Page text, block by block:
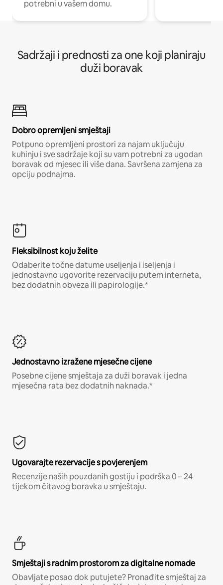
potrebni u vašem domu.
Sadržaji i prednosti za one koji planiraju
duži boravak
Dobro opremljeni smještaji
Potpuno opremljeni prostori za najam uključuju
kuhinju i sve sadržaje koji su vam potrebni za ugodan
boravak od mjesec ili više dana. Savršena zamjena za
opciju podnajma.
Fleksibilnost koju želite
Odaberite točne datume useljenja i iseljenja i
jednostavno ugovorite rezervaciju putem interneta,
bez dodatnih obveza ili papirologije.*
Jednostavno izražene mjesečne cijene
Posebne cijene smještaja za duži boravak i jedna
mjesečna rata bez dodatnih naknada.*
Ugovarajte rezervacije s povjerenjem
Recenzije naših pouzdanih gostiju i podrška 0 – 24
tijekom čitavog boravka u smještaju.
Smještaji s radnim prostorom za digitalne nomade
Obavljate posao dok putujete? Pronađite smještaj za